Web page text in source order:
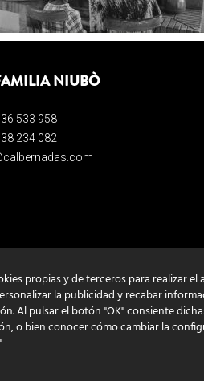
NIUBÒ
533 958
234 082
propias y de terceros para realizar el
la publicidad y recabar
Al pulsar el botón "OK" consiente
o bien conocer cómo cambiar la